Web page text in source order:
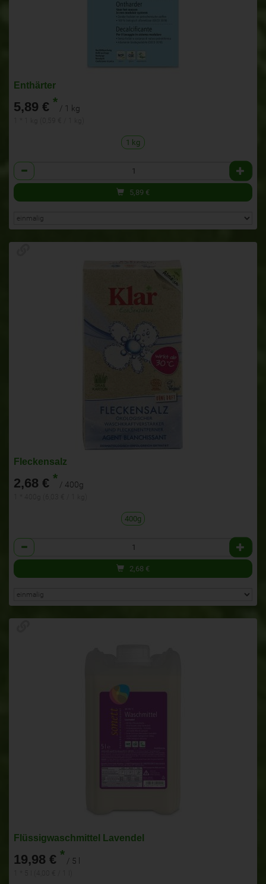
Enthärter
5,89 € * / 1 kg
1 kg
Anzahl
5,89 €
Fleckensalz
2,68 € * / 400g
400g
Anzahl
2,68 €
Flüssigwaschmittel Lavendel
19,98 € * / 5 l